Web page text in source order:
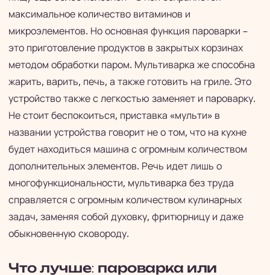
максимальное количество витаминов и
микроэлементов. Но основная функция пароварки –
это приготовление продуктов в закрытых корзинах
методом обработки паром. Мультиварка же способна
жарить, варить, печь, а также готовить на гриле. Это
устройство также с легкостью заменяет и пароварку.
Не стоит беспокоиться, приставка «мульти» в
названии устройства говорит не о том, что на кухне
будет находиться машина с огромным количеством
дополнительных элементов. Речь идет лишь о
многофункциональности, мультиварка без труда
справляется с огромным количеством кулинарных
задач, заменяя собой духовку, фритюрницу и даже
обыкновенную сковороду.
Что лучше: пароварка или